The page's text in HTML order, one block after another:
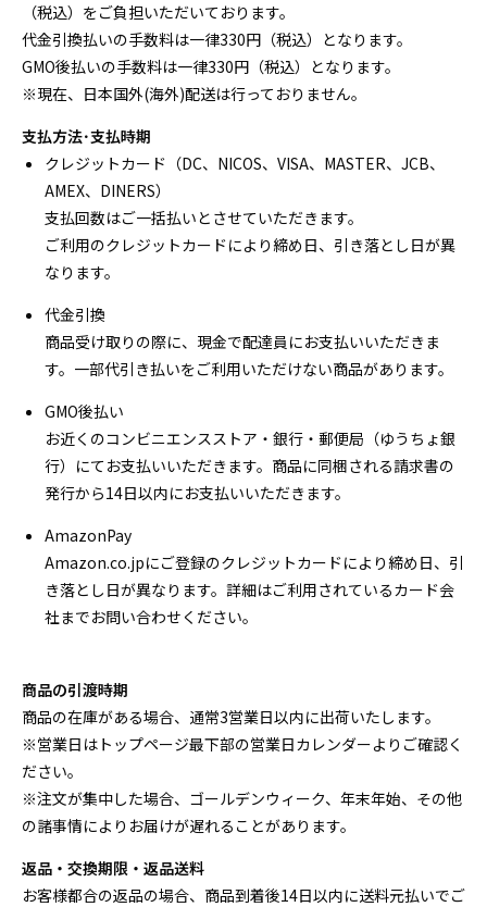
（税込）をご負担いただいております。
代金引換払いの手数料は一律330円（税込）となります。
GMO後払いの手数料は一律330円（税込）となります。
※現在、日本国外(海外)配送は行っておりません。
支払方法･支払時期
クレジットカード（DC、NICOS、VISA、MASTER、JCB、
AMEX、DINERS）
支払回数はご一括払いとさせていただきます。
ご利用のクレジットカードにより締め日、引き落とし日が異
なります。
代金引換
商品受け取りの際に、現金で配達員にお支払いいただきま
す。一部代引き払いをご利用いただけない商品があります。
GMO後払い
お近くのコンビニエンスストア・銀行・郵便局（ゆうちょ銀
行）にてお支払いいただきます。商品に同梱される請求書の
発行から14日以内にお支払いいただきます。
AmazonPay
Amazon.co.jpにご登録のクレジットカードにより締め日、引
き落とし日が異なります。詳細はご利用されているカード会
社までお問い合わせください。
商品の引渡時期
商品の在庫がある場合、通常3営業日以内に出荷いたします。
※営業日はトップページ最下部の営業日カレンダーよりご確認く
ださい。
※注文が集中した場合、ゴールデンウィーク、年末年始、その他
の諸事情によりお届けが遅れることがあります。
返品・交換期限・返品送料
お客様都合の返品の場合、商品到着後14日以内に送料元払いでご